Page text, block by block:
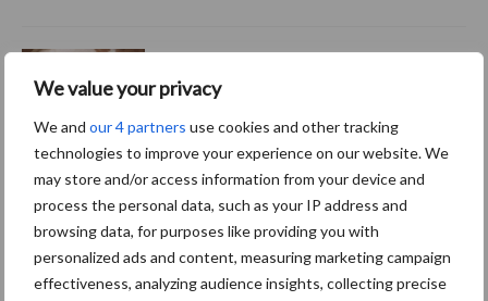
We value your privacy
We and our 4 partners use cookies and other tracking
technologies to improve your experience on our website. We
may store and/or access information from your device and
process the personal data, such as your IP address and
browsing data, for purposes like providing you with
personalized ads and content, measuring marketing campaign
effectiveness, analyzing audience insights, collecting precise
onderschatte risicofactor
ForFarmers ziet volume en
marktaandeel groeien in
krimpende Nederlandse
markt